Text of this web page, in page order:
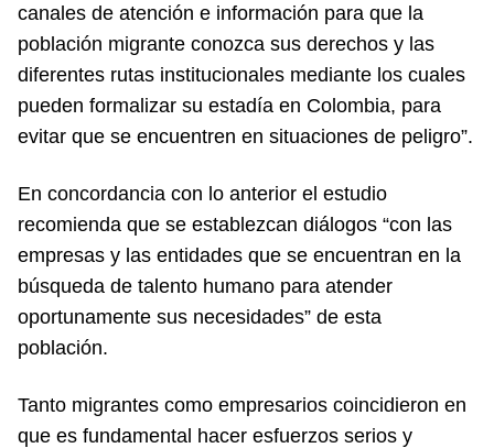
canales de atención e información para que la
población migrante conozca sus derechos y las
diferentes rutas institucionales mediante los cuales
pueden formalizar su estadía en Colombia, para
evitar que se encuentren en situaciones de peligro”.
En concordancia con lo anterior el estudio
recomienda que se establezcan diálogos “con las
empresas y las entidades que se encuentran en la
búsqueda de talento humano para atender
oportunamente sus necesidades” de esta
población.
Tanto migrantes como empresarios coincidieron en
que es fundamental hacer esfuerzos serios y